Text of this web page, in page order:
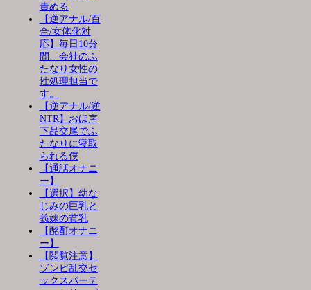
責める
【逆アナル/百
合/女体化対
応】毎日10分
間、会社のふ
たなり女性の
性処理担当で
す。
【逆アナル/逆
NTR】おほ声
下品交尾でふ
たなりに寝取
られる僕
【通話オナニ
ー】
【選択】幼な
じみの巨乳と
義妹の貧乳
【酩酊オナニ
ー】
【閲覧注意】
ゾンビ乱交セ
ックスパーテ